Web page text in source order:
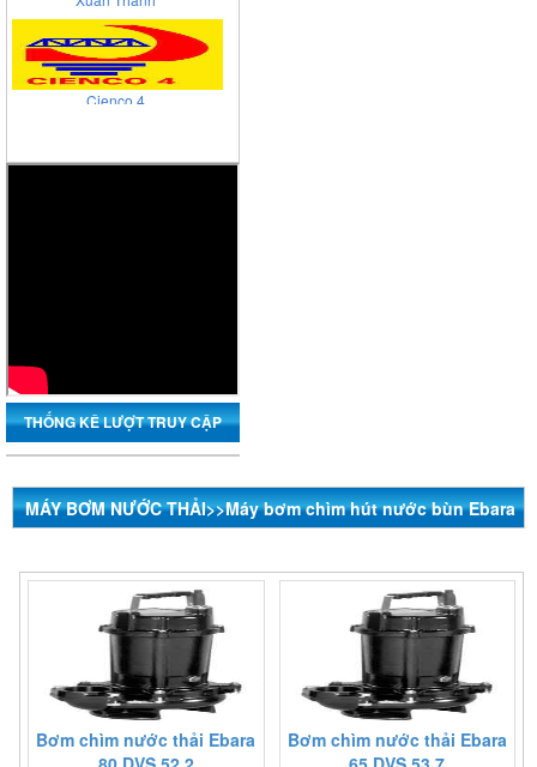
Cienco 4
THỐNG KÊ LƯỢT TRUY CẬP
MÁY BƠM NƯỚC THẢI>>Máy bơm chìm hút nước bùn Ebara
Bơm chìm nước thải Ebara
Bơm chìm nước thải Ebara